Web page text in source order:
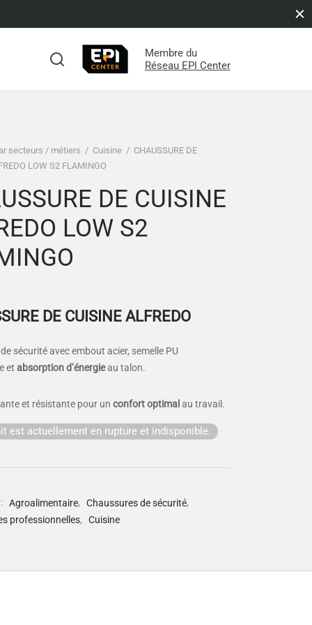
Membre du
Réseau EPI Center
secteurs / métiers / Cuisine / CHAUSSURE DE
LOW S2 FLAMINGO
DE CUISINE
LOW S2
DE CUISINE ALFREDO
sécurité avec embout acier, semelle PU
et absorption d’énergieau talon.
et résistante pour un confort optimal au travail.
est actuellement en rupture et indisponible.
Agroalimentaire, Chaussures de sécurité,
professionnelles, Cuisine